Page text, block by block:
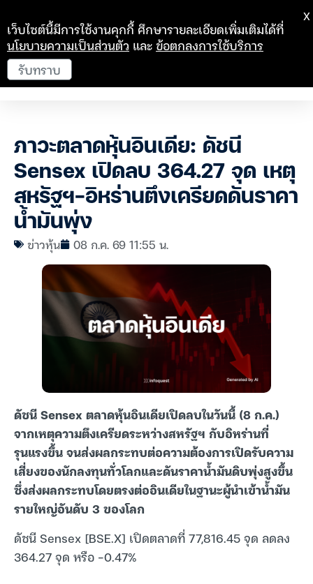
ภาวะตลาดหุ้นอินเดีย: ดัชนี
Sensex เปิดลบ 364.27 จุด เหตุ
สหรัฐฯ-อิหร่านตึงเครียดดันราคา
น้ำมันพุ่ง
ข่าวหุ้น 08 ก.ค. 69 11:55 น.
ดัชนี Sensex ตลาดหุ้นอินเดียเปิดลบในวันนี้ (8 ก.ค.)
จากเหตุความตึงเครียดระหว่างสหรัฐฯ กับอิหร่านที่
รุนแรงขึ้น จนส่งผลกระทบต่อความต้องการเปิดรับความ
เสี่ยงของนักลงทุนทั่วโลกและดันราคาน้ำมันดิบพุ่งสูงขึ้น
ซึ่งส่งผลกระทบโดยตรงต่ออินเดียในฐานะผู้นำเข้าน้ำมัน
รายใหญ่อันดับ 3 ของโลก
ดัชนี Sensex [BSE.X] เปิดตลาดที่ 77,816.45 จุด ลดลง
364.27 จุด หรือ -0.47%
เว็บไซต์นี้มีการใช้งานคุกกี้ ศึกษารายละเอียดเพิ่มเติมได้ที่
นโยบายความเป็นส่วนตัว และข้อตกลงการใช้บริการ
รับทราบ
X